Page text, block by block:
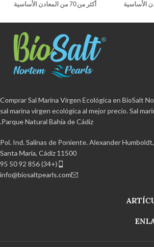
الأساسية
وخالية من
أكثر من 70 من المعادن الأساسية
أقل من 2%.
غير مكررة وخالية من
المواد المضافة ومضادات التكتل.
عضوي معتمد
خالية من مادة BPA
وقابلة لإعادة التدوير بنسبة 100٪ منتج
مصنوع يدويا من حديقة خليج قادس
الطبيعية.
Comprar Sal Marina Virgen Ecológica en BioSalt
sal marina virgen ecológica al mejor precio. Sal
Parque Natural Bahía de Cádiz.
Pol. Ind. Salinas de Poniente. Alexander
Santa María, Cádiz 11500
(+34) 856 92 50 95
info@biosaltpearls.com